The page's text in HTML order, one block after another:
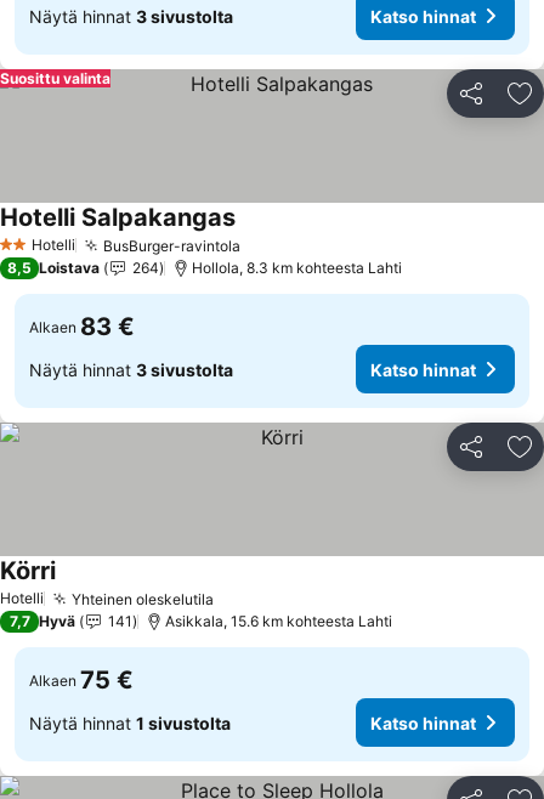
Näytä hinnat 3 sivustolta Katso hinnat
Jaa
Suosittu valinta
2 Tähtiluokitus
Hotelli BusBurger-ravintola
Hotelli SalpakangasKatso hinnat
8,5 Loistava 264 Hollola, 8.3 km kohteesta Lahti
Alkaen 83 €
Näytä hinnat 3 sivustolta Katso hinnat
Jaa
Hotelli Yhteinen oleskelutila
KörriKatso hinnat
7,7 Hyvä 141 Asikkala, 15.6 km kohteesta Lahti
Alkaen 75 €
Näytä hinnat 1 sivustolta Katso hinnat